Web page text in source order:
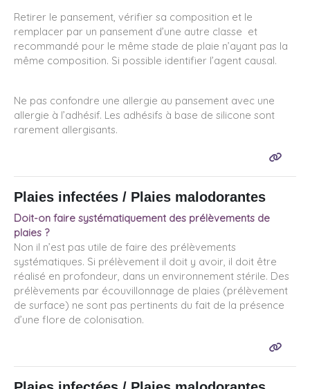
Retirer le pansement, vérifier sa composition et le
remplacer par un pansement d’une autre classe et
recommandé pour le même stade de plaie n’ayant pas la
même composition. Si possible identifier l’agent causal.
Ne pas confondre une allergie au pansement avec une
allergie à l’adhésif. Les adhésifs à base de silicone sont
rarement allergisants.
Plaies infectées / Plaies malodorantes
Doit-on faire systématiquement des prélèvements de
plaies ?
Non il n’est pas utile de faire des prélèvements
systématiques. Si prélèvement il doit y avoir, il doit être
réalisé en profondeur, dans un environnement stérile. Des
prélèvements par écouvillonnage de plaies (prélèvement
de surface) ne sont pas pertinents du fait de la présence
d’une flore de colonisation.